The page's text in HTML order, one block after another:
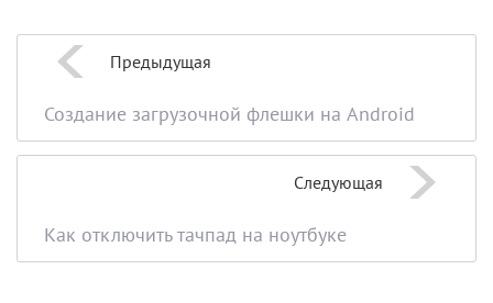
Предыдущая
Создание загрузочной флешки на Android
Следующая
Как отключить тачпад на ноутбуке